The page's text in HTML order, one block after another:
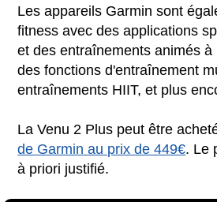
Les appareils Garmin sont
fitness avec des applications
et des entraînements animés à
des fonctions d'entraînement
entraînements HIIT, et plus
La Venu 2 Plus peut être
de Garmin au prix de 449€. Le
à priori justifié.